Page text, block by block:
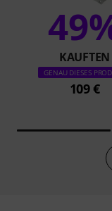
KAUFTEN
GENAU DIESES
109 €